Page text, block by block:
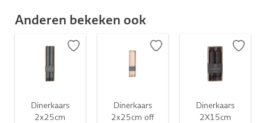
Anderen bekeken ook
Dinerkaars
2x25cm
Dinerkaars
2x25cm off
Dinerkaars
2X15cm